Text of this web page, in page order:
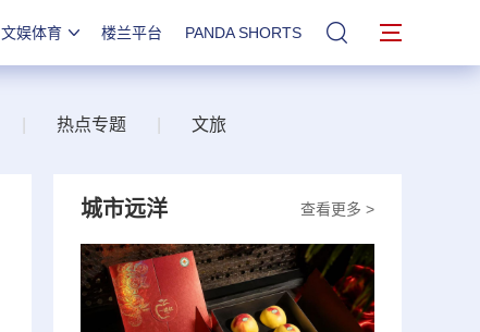
文娱体育 楼兰平台 PANDA SHORTS 站内搜索
热点专题 文旅
查看更多 >
城市远洋